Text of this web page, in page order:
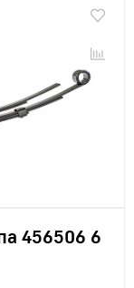
456506 6